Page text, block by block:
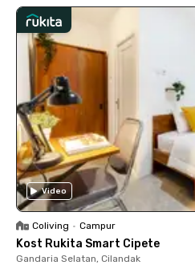
Video
Coliving • Campur
Kost Rukita Smart Cipete
Gandaria Selatan, Cilandak